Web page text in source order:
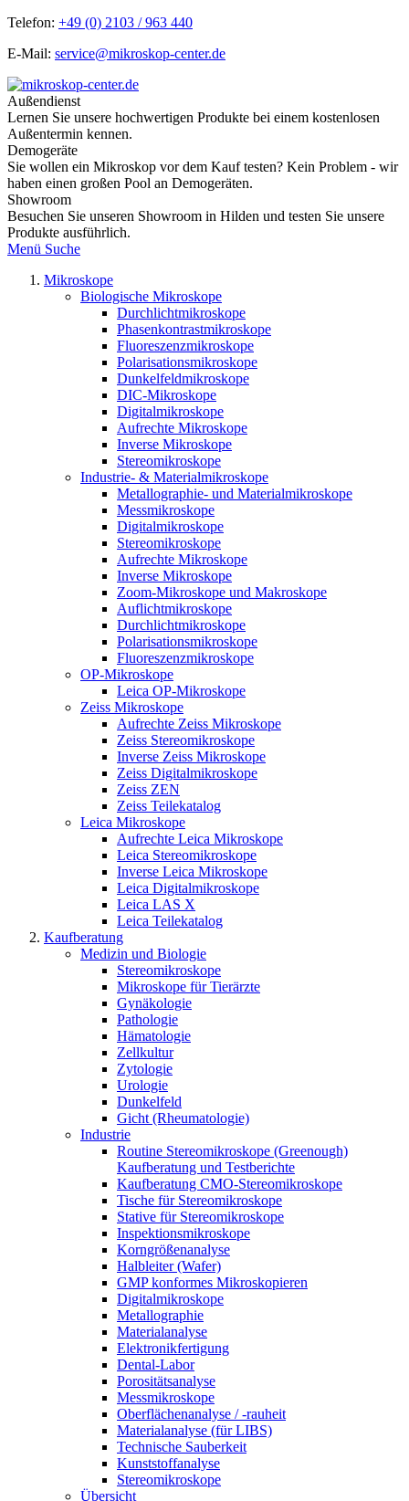
Telefon: +49 (0) 2103 / 963 440
E-Mail: service@mikroskop-center.de
Außendienst
Lernen Sie unsere hochwertigen Produkte bei einem kostenlosen
Außentermin kennen.
Demogeräte
Sie wollen ein Mikroskop vor dem Kauf testen? Kein Problem - wir
haben einen großen Pool an Demogeräten.
Showroom
Besuchen Sie unseren Showroom in Hilden und testen Sie unsere
Produkte ausführlich.
Menü Suche
Mikroskope
Biologische Mikroskope
Durchlichtmikroskope
Phasenkontrastmikroskope
Fluoreszenzmikroskope
Polarisationsmikroskope
Dunkelfeldmikroskope
DIC-Mikroskope
Digitalmikroskope
Aufrechte Mikroskope
Inverse Mikroskope
Stereomikroskope
Industrie- & Materialmikroskope
Metallographie- und Materialmikroskope
Messmikroskope
Digitalmikroskope
Stereomikroskope
Aufrechte Mikroskope
Inverse Mikroskope
Zoom-Mikroskope und Makroskope
Auflichtmikroskope
Durchlichtmikroskope
Polarisationsmikroskope
Fluoreszenzmikroskope
OP-Mikroskope
Leica OP-Mikroskope
Zeiss Mikroskope
Aufrechte Zeiss Mikroskope
Zeiss Stereomikroskope
Inverse Zeiss Mikroskope
Zeiss Digitalmikroskope
Zeiss ZEN
Zeiss Teilekatalog
Leica Mikroskope
Aufrechte Leica Mikroskope
Leica Stereomikroskope
Inverse Leica Mikroskope
Leica Digitalmikroskope
Leica LAS X
Leica Teilekatalog
Kaufberatung
Medizin und Biologie
Stereomikroskope
Mikroskope für Tierärzte
Gynäkologie
Pathologie
Hämatologie
Zellkultur
Zytologie
Urologie
Dunkelfeld
Gicht (Rheumatologie)
Industrie
Routine Stereomikroskope (Greenough)
Kaufberatung und Testberichte
Kaufberatung CMO-Stereomikroskope
Tische für Stereomikroskope
Stative für Stereomikroskope
Inspektionsmikroskope
Korngrößenanalyse
Halbleiter (Wafer)
GMP konformes Mikroskopieren
Digitalmikroskope
Metallographie
Materialanalyse
Elektronikfertigung
Dental-Labor
Porositätsanalyse
Messmikroskope
Oberflächenanalyse / -rauheit
Materialanalyse (für LIBS)
Technische Sauberkeit
Kunststoffanalyse
Stereomikroskope
Übersicht